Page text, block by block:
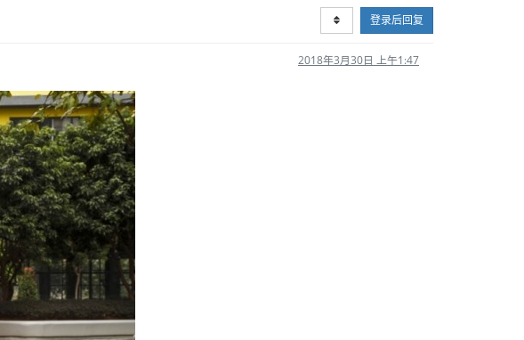
登录后回复
2018年3月30日 上午1:47